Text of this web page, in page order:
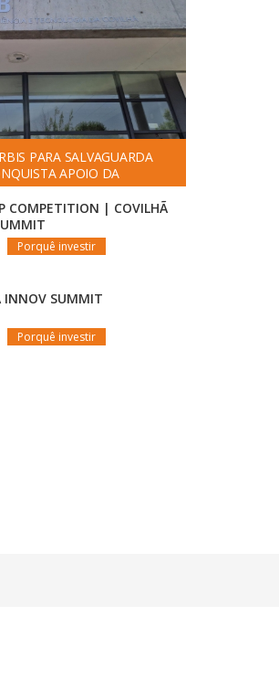
PARA SALVAGUARDA
APOIO DA
COMPETITION | COVILHÃ
Porquê investir
INNOV SUMMIT
Porquê investir